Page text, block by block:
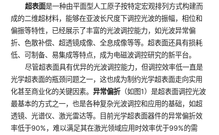
超表面是一种由平面型人工原子按特定宏观排列方式构建而
成的二维超材料，能够在亚波长尺度下调控光波的振幅，相位和
偏振等特性，已经展示了丰富的光波调控能力，如光波异常偏
折、色散补偿、超透镜成像、全息成像等等。超表面还具有损耗
低、可制备、易集成等特点，成为电磁波调控研究的新平台。
尽管超表面具有优异的光波调控能力，但调控效率低一直是
光学超表面的瓶颈问题之一，这也成为制约光学超表面走向实用
化甚至商业化的关键因素。异常偏折（如图1）是超表面调控光波
最基本的方式之一，也是各种复杂光波调控和应用的基础，如超
透镜、光谱仪、激光雷达等。目前光学超表面器件的异常偏折效
率低于90%，难以满足其在激光领域应用时效率优于99%的需